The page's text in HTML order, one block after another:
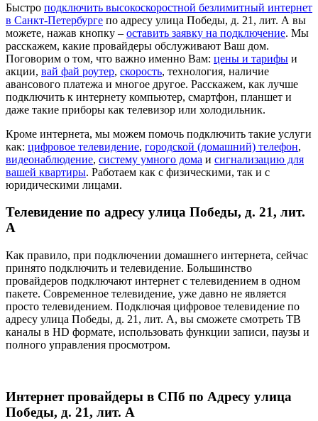
Быстро подключить высокоскоростной безлимитный интернет
в Санкт-Петербурге по адресу улица Победы, д. 21, лит. А вы
можете, нажав кнопку – оставить заявку на подключение. Мы
расскажем, какие провайдеры обслуживают Ваш дом.
Поговорим о том, что важно именно Вам: цены и тарифы и
акции, вай фай роутер, скорость, технология, наличие
авансового платежа и многое другое. Расскажем, как лучше
подключить к интернету компьютер, смартфон, планшет и
даже такие приборы как телевизор или холодильник.
Кроме интернета, мы можем помочь подключить такие услуги
как: цифровое телевидение, городской (домашний) телефон,
видеонаблюдение, систему умного дома и сигнализацию для
вашей квартиры. Работаем как с физическими, так и с
юридическими лицами.
Телевидение по адресу улица Победы, д. 21, лит.
А
Как правило, при подключении домашнего интернета, сейчас
принято подключить и телевидение. Большинство
провайдеров подключают интернет с телевидением в одном
пакете. Современное телевидение, уже давно не является
просто телевидением. Подключая цифровое телевидение по
адресу улица Победы, д. 21, лит. А, вы сможете смотреть ТВ
каналы в HD формате, использовать функции записи, паузы и
полного управления просмотром.
Интернет провайдеры в СПб по Адресу улица
Победы, д. 21, лит. А